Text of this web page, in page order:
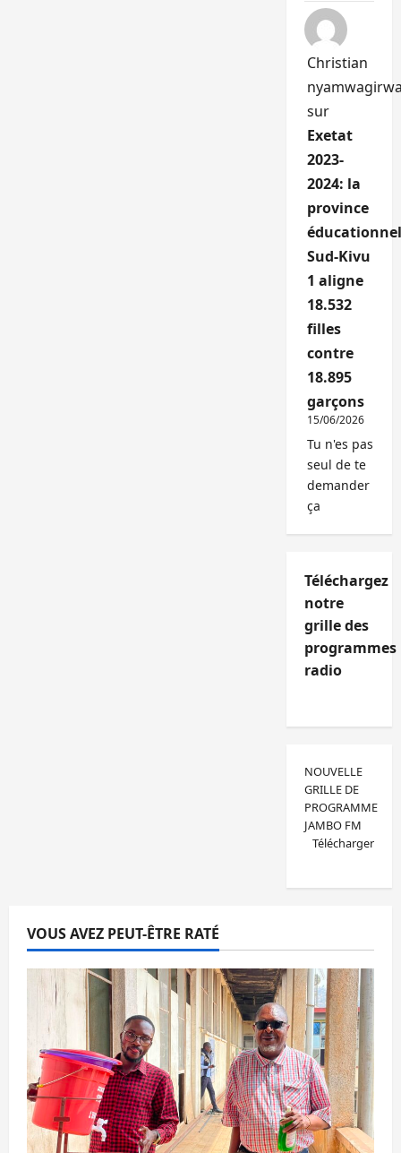
Christian
sur
Exetat
2023-
2024: la
province
Sud-Kivu
1 aligne
18.532
filles
contre
18.895
garçons
15/06/2026
Tu n'es pas
seul de te
demander
ça
Téléchargez
notre
grille des
programmes
radio
NOUVELLE
GRILLE DE
PROGRAMME
JAMBO FM
Télécharger
VOUS AVEZ PEUT-ÊTRE RATÉ